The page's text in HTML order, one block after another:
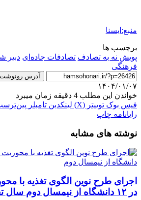
منبع:ایسنا
برچسب ها
پویش نه به تصادف تصادفات جاده‌ای دبیر
فرهنگی
آدرس رونوشت
۱۴۰۴/۰۱/۰۷
خواندن این مطلب 4 دقیقه زمان میبرد
فیس بوک توییتر (X) لینکدین ‫تامبلر
رایانامه چاپ
نوشته های مشابه
اجرای طرح نوین الگوی تغذیه با
در ۱۲ دانشگاه از نیمسال دوم سال تحصیلی